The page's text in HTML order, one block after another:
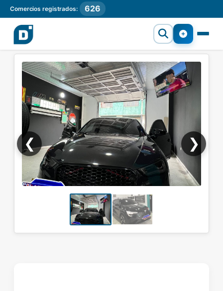
Comercios registrados: 626
❮ ❯